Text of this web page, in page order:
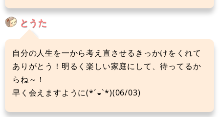
とうた
自分の人生を一から考え直させるきっかけをくれて
ありがとう！明るく楽しい家庭にして、待ってるか
らね～！
早く会えますように(*´◒`*)(06/03)